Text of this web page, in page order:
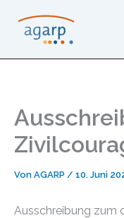
Inhalt
springen
Von AGARP / 10. Juni
Ausschreibung zum